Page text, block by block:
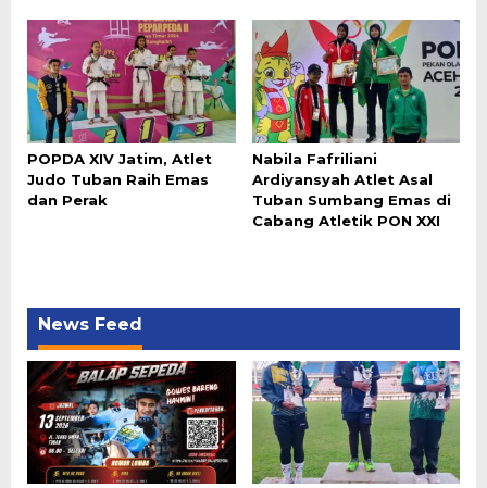
POPDA XIV Jatim, Atlet
Judo Tuban Raih Emas
dan Perak
Nabila Fafriliani
Ardiyansyah Atlet Asal
Tuban Sumbang Emas di
Cabang Atletik PON XXI
News Feed